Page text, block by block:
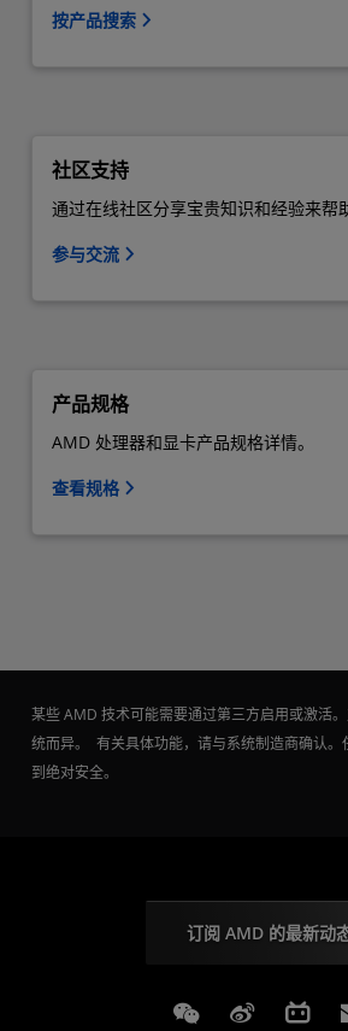
按产品搜索
社区支持
通过在线社区分享宝贵知识和经验来帮
参与交流
产品规格
AMD 处理器和显卡产品规格详情。
查看规格
某些 AMD 技术可能需要通过第三方启用或激活
统而异。 有关具体功能，请与系统制造商确认。
到绝对安全。
订阅 AMD 的最新动
Weixin Weibo